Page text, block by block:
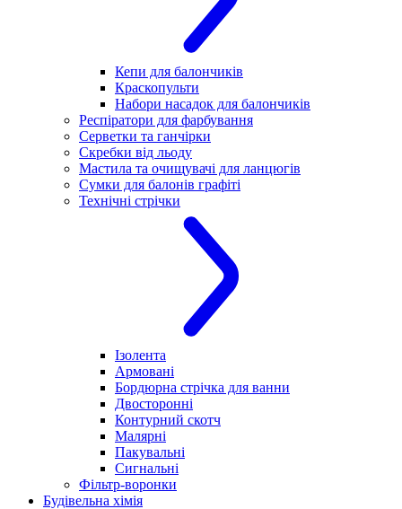
Кепи для балончиків
Краскопульти
Набори насадок для балончиків
Респіратори для фарбування
Серветки та ганчірки
Скребки від льоду
Мастила та очищувачі для ланцюгів
Сумки для балонів графіті
Технічні стрічки
Ізолента
Армовані
Бордюрна стрічка для ванни
Двосторонні
Контурний скотч
Малярні
Пакувальні
Сигнальні
Фільтр-воронки
Будівельна хімія